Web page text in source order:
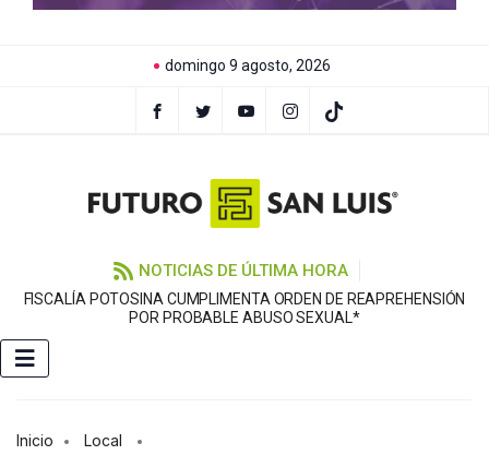
domingo 9 agosto, 2026
NOTICIAS DE ÚLTIMA HORA
FISCALÍA POTOSINA CUMPLIMENTA ORDEN DE REAPREHENSIÓN
POR PROBABLE ABUSO SEXUAL*
Inicio
Local